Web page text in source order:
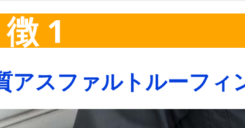
1
アスファルトルーフィ